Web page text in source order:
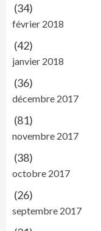
(34)
février 2018
(42)
janvier 2018
(36)
décembre 2017
(81)
novembre 2017
(38)
octobre 2017
(26)
septembre 2017